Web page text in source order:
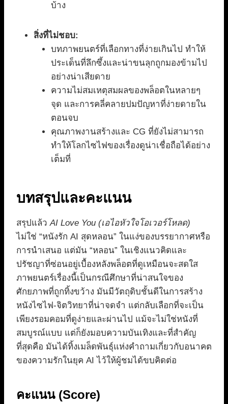
บ้าง
สิ่งที่ไม่ชอบ:
บทภาพยนตร์ที่เลือกทางที่ง่ายเกินไป ทำให้
ประเด็นที่ลึกซึ้งและน่าขนลุกถูกมองข้ามไป
อย่างน่าเสียดาย
ความไม่สมเหตุสมผลของพล็อตในหลายๆ
จุด และการคลี่คลายปมปัญหาที่ง่ายดายใน
ตอนจบ
คุณภาพงานสร้างและ CG ที่ยังไม่สามารถ
ทำให้โลกไซไฟของเรื่องดูน่าเชื่อถือได้อย่าง
เต็มที่
บทสรุปและคะแนน
สรุปแล้วAI Love You (เอไอหัวใจโอเวอร์โหลด)
ไม่ใช่ “หนังรัก AI สุดหลอน” ในแง่ของบรรยากาศหรือ
การนำเสนอ แต่มัน “หลอน” ในเชิงแนวคิดและ
ปรัชญาที่ซ่อนอยู่เบื้องหลังพล็อตที่ดูเหมือนจะสดใส
ภาพยนตร์เรื่องนี้เป็นกรณีศึกษาที่น่าสนใจของ
ศักยภาพที่ถูกทิ้งขว้าง มันมีวัตถุดิบชั้นดีในการสร้าง
หนังไซไฟ-จิตวิทยาที่น่าจดจำ แต่กลับเลือกที่จะเป็น
เพียงรอมคอมที่ดูง่ายและผ่านไป แม้จะไม่ใช่หนังที่
สมบูรณ์แบบ แต่ก็ยังมอบความบันเทิงและที่สำคัญ
ที่สุดคือ มันได้ทิ้งเมล็ดพันธุ์แห่งคำถามเกี่ยวกับอนาคต
ของความรักในยุค AI ไว้ให้ผู้ชมได้ขบคิดต่อ
คะแนน (Score)